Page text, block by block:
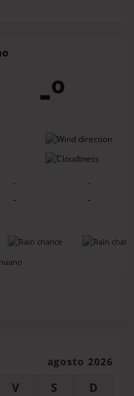
-º
-
-
-
-
-
-
-
-
agosto 2026
V S D